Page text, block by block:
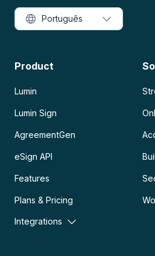
Product
Lumin
Lumin Sign
AgreementGen
eSign API
Features
Plans & Pricing
Integrations
Português